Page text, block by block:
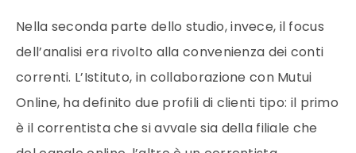
Nella seconda parte dello studio, invece, il focus
dell’analisi era rivolto alla convenienza dei conti
correnti. L’Istituto, in collaborazione con Mutui
Online, ha definito due profili di clienti tipo: il primo
è il correntista che si avvale sia della filiale che